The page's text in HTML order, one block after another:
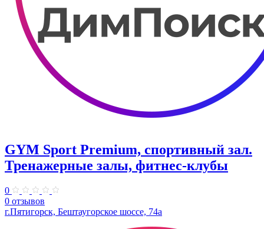
GYM Sport Premium, спортивный зал.
Тренажерные залы, фитнес-клубы
0
0 отзывов
г.Пятигорск, Бештаугорское шоссе, 74а